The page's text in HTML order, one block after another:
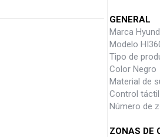
GENERAL
Marca
Modelo
Tipo de
Color Negro
Material de
Control
Número de
ZONAS DE